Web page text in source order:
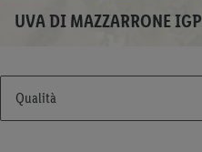
UVA DI MAZZARRONE IGP
Qualità